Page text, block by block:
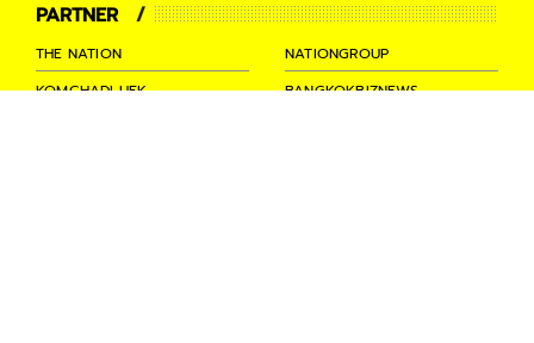
PARTNER
THE NATION
NATIONGROUP
KOMCHADLUEK
BANGKOKBIZNEWS